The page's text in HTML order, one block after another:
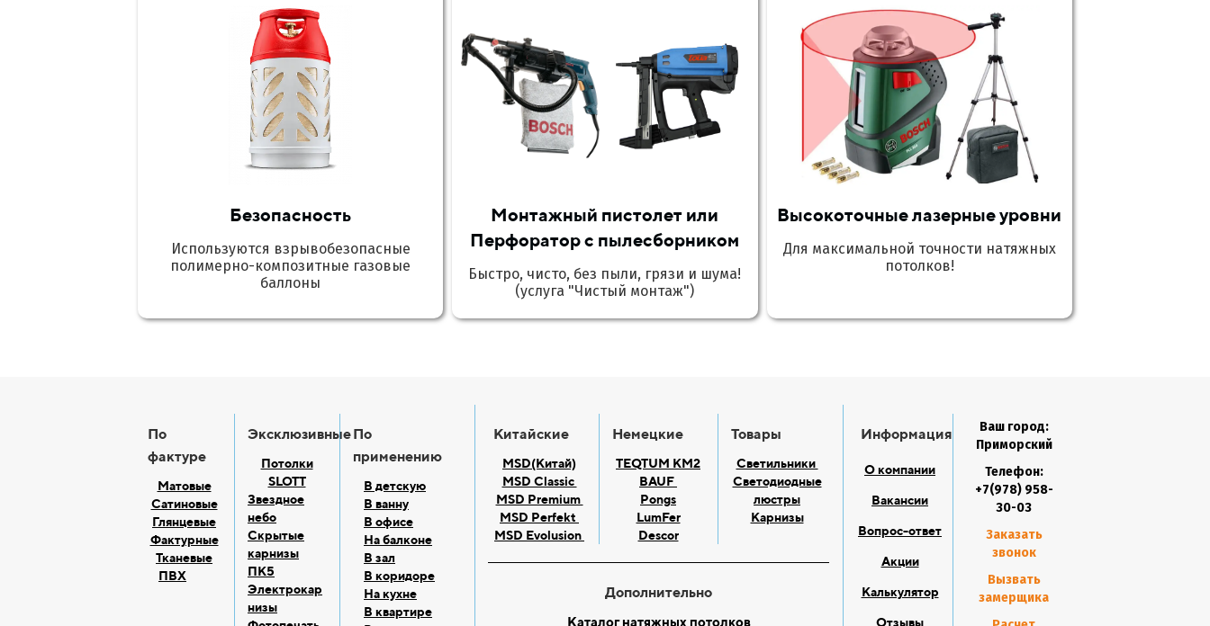
Безопасность
Используются взрывобезопасные
полимерно-композитные газовые
баллоны
Монтажный пистолет или
Перфоратор с пылесборником
Быстро, чисто, без пыли, грязи и шума!
(услуга "Чистый монтаж")
Высокоточные лазерные уровни
Для максимальной точности натяжных
потолков!
По
фактуре
Матовые
Сатиновые
Глянцевые
Фактурные
Тканевые
ПВХ
Эксклюзивные
Потолки
SLOTT
Звездное
небо
Скрытые
карнизы
ПК5
Электрокар
низы
По
применению
В детскую
В ванну
В офисе
На балконе
В зал
В коридоре
На кухне
В квартире
Китайские
MSD(Китай)
MSD Classic
MSD Premium
MSD Perfekt
MSD Evolusion
Немецкие
TEQTUM KM2
BAUF
Pongs
LumFer
Descor
Товары
Светильники
Светодиодные
люстры
Карнизы
Дополнительно
Каталог натяжных потолков
Информация
О компании
Вакансии
Вопрос-ответ
Акции
Калькулятор
Отзывы
Ваш город:
Приморский
Телефон:
+7(978) 958-
30-03
Заказать
звонок
Вызвать
замерщика